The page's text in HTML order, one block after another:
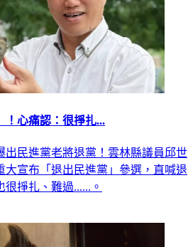
！心痛認：很掙扎...
出民進黨老將退黨！雲林縣議員邱世
大宣布「退出民進黨」參選，直喊退
掙扎、難過......。